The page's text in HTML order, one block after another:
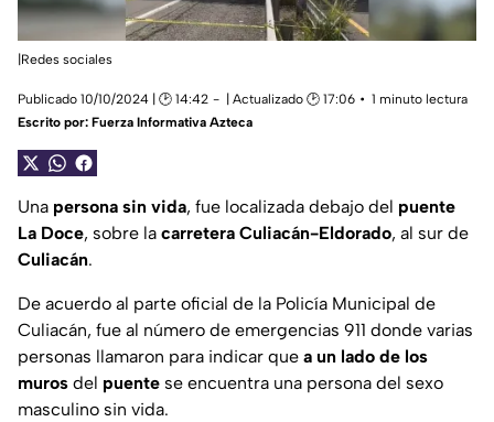
|Redes sociales
Publicado 10/10/2024 | 🕑 14:42 | Actualizado 🕑 17:06
1 minuto lectura
Escrito por: Fuerza Informativa Azteca
Una persona sin vida, fue localizada debajo del puente
La Doce, sobre la carretera Culiacán-Eldorado, al sur de
Culiacán.
De acuerdo al parte oficial de la Policía Municipal de
Culiacán, fue al número de emergencias 911 donde varias
personas llamaron para indicar que a un lado de los
muros del puente se encuentra una persona del sexo
masculino sin vida.